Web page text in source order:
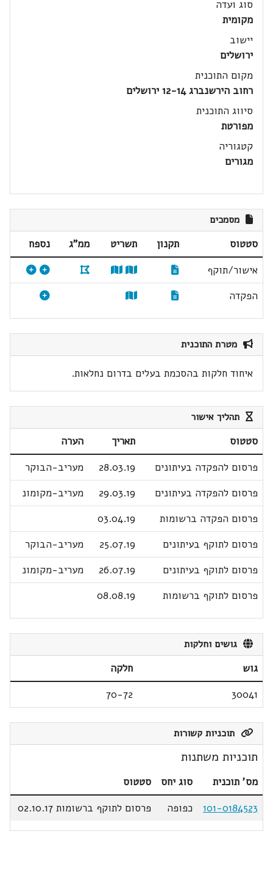
סוג ועדה
מקומית
יישוב
ירושלים
מקום התוכנית
רחוב הירשנברג 12-14 ירושלים
סיווג התוכנית
מפורטת
קטגוריה
מגורים
מסמכים
סטטוס תקנון תשריט ממ"ג
נספח
אישור/תוקף
הפקדה
מטרת התוכנית
איחוד חלקות בהסכמת בעלים בדרום נחלאות.
תהליך אישור
סטטוס תאריך
הערה
פרסום להפקדה בעיתונים
28.03.19
מעריב-הבוקר
פרסום להפקדה בעיתונים
29.03.19
מעריב-מקומונ
פרסום הפקדה ברשומות
03.04.19
פרסום לתוקף בעיתונים
25.07.19
מעריב-הבוקר
פרסום לתוקף בעיתונים
26.07.19
מעריב-מקומונ
פרסום לתוקף ברשומות
08.08.19
גושים וחלקות
גוש
חלקה
30041
70-72
תוכניות קשורות
תוכניות משתנות
מס' תוכנית סוג יחס
סטטוס
101-0184523
כפופה פרסום לתוקף ברשומות 02.10.17